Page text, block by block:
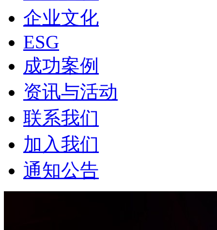
企业文化
ESG
成功案例
资讯与活动
联系我们
加入我们
通知公告